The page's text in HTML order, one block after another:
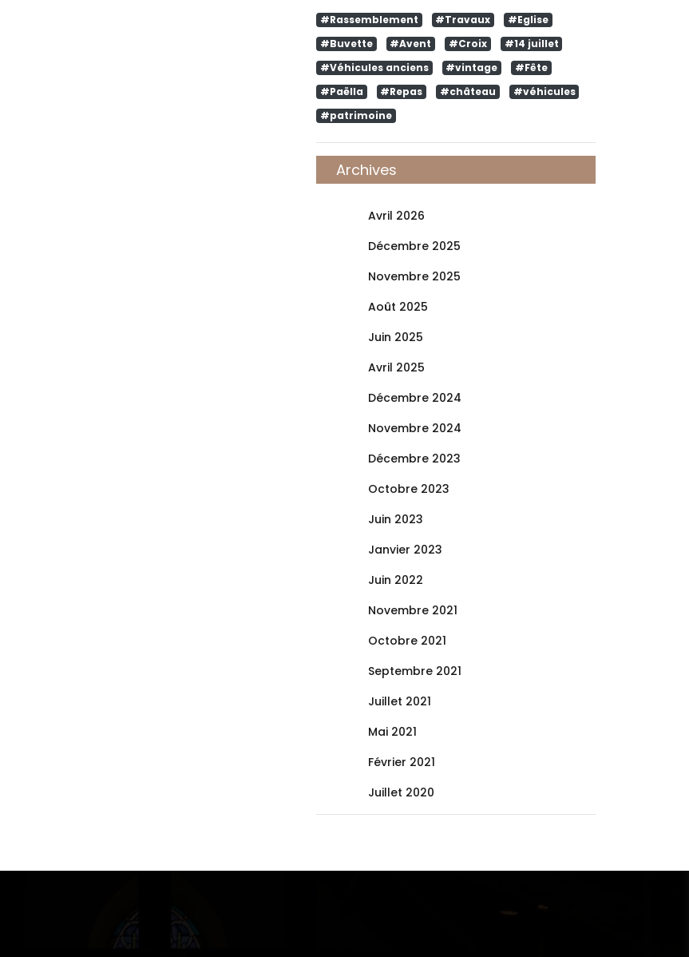
#Rassemblement #Travaux
#Eglise
#Buvette
#Avent #Croix
#14 juillet
#Véhicules anciens
#vintage
#Fête
#Paëlla
#Repas #château
#véhicules
#patrimoine
Archives
Avril 2026
Décembre 2025
Novembre 2025
Août 2025
Juin 2025
Avril 2025
Décembre 2024
Novembre 2024
Décembre 2023
Octobre 2023
Juin 2023
Janvier 2023
Juin 2022
Novembre 2021
Octobre 2021
Septembre 2021
Juillet 2021
Mai 2021
Février 2021
Juillet 2020